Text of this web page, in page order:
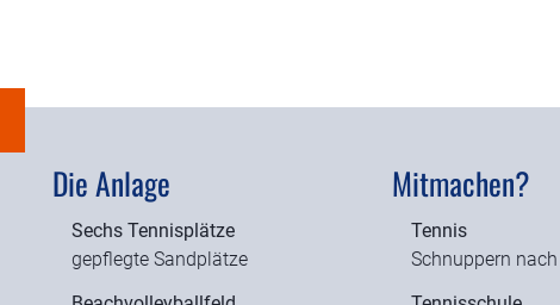
Die Anlage
Sechs Tennisplätze
gepflegte Sandplätze
Mitmachen?
Tennis
Schnuppern